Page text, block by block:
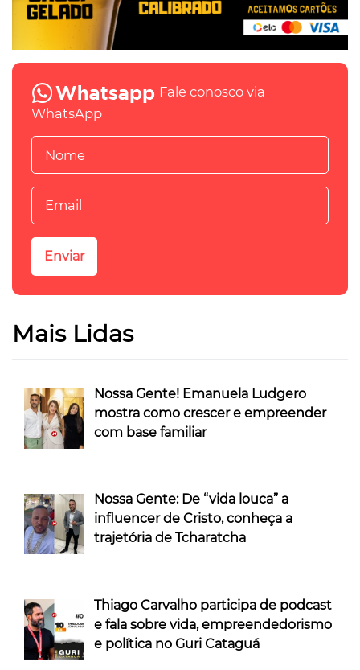
Fale conosco via
WhatsApp
Mais Lidas
Nossa Gente! Emanuela Ludgero
mostra como crescer e empreender
com base familiar
Nossa Gente: De “vida louca” a
influencer de Cristo, conheça a
trajetória de Tcharatcha
Thiago Carvalho participa de podcast
e fala sobre vida, empreendedorismo
e política no Guri Cataguá